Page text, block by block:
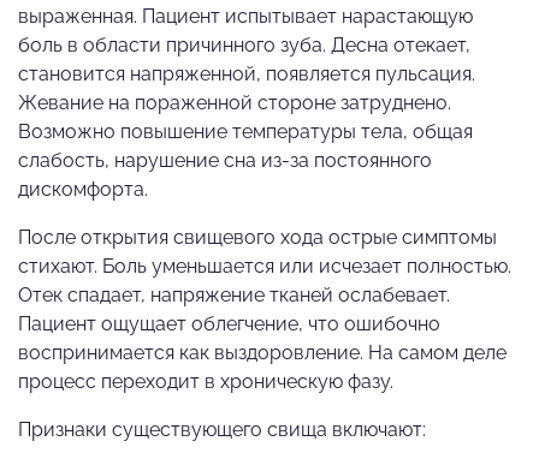
выраженная. Пациент испытывает нарастающую
боль в области причинного зуба. Десна отекает,
становится напряженной, появляется пульсация.
Жевание на пораженной стороне затруднено.
Возможно повышение температуры тела, общая
слабость, нарушение сна из-за постоянного
дискомфорта.
После открытия свищевого хода острые симптомы
стихают. Боль уменьшается или исчезает полностью.
Отек спадает, напряжение тканей ослабевает.
Пациент ощущает облегчение, что ошибочно
воспринимается как выздоровление. На самом деле
процесс переходит в хроническую фазу.
Признаки существующего свища включают: